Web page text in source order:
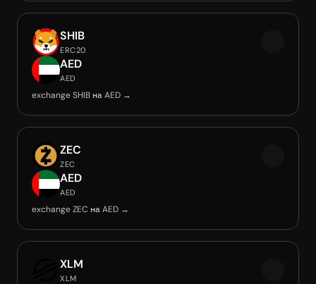
SHIB
ERC20
AED
AED
exchange SHIB на AED →
ZEC
ZEC
AED
AED
exchange ZEC на AED →
XLM
XLM